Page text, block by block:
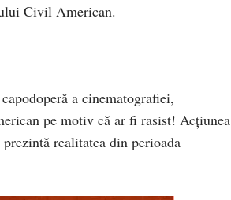
Civil American.
a cinematografiei,
pe motiv că ar fi rasist! Acțiunea
realitatea din perioada